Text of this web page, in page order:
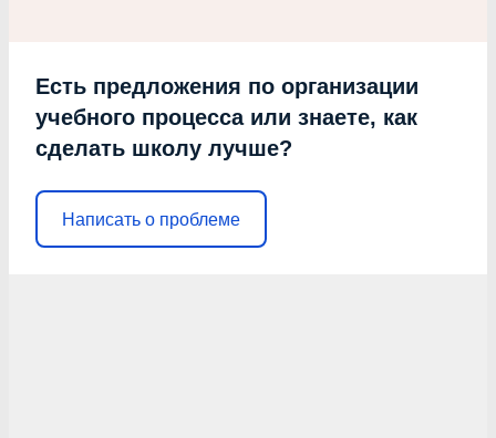
Есть предложения по организации
учебного процесса или знаете, как
сделать школу лучше?
Написать о проблеме